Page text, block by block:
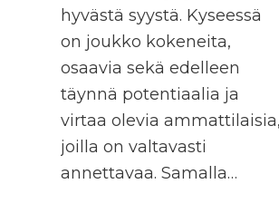
hyvästä syystä. Kyseessä
on joukko kokeneita,
osaavia sekä edelleen
täynnä potentiaalia ja
virtaa olevia ammattilaisia,
joilla on valtavasti
annettavaa. Samalla…